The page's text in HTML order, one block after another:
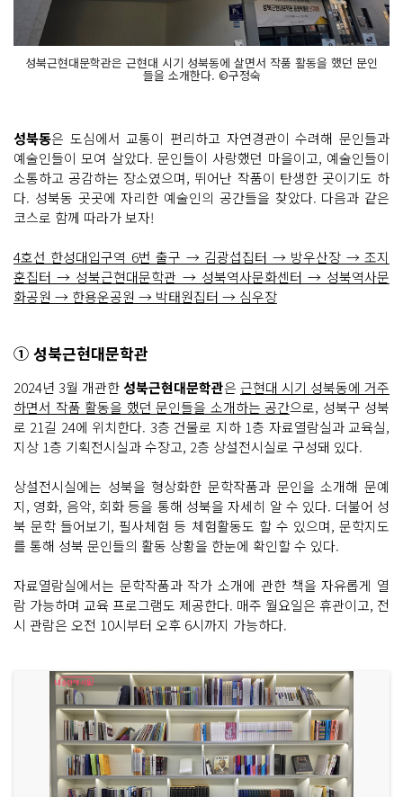
성북근현대문학관은 근현대 시기 성북동에 살면서 작품 활동을 했던 문인
들을 소개한다. ©구정숙
성북동은 도심에서 교통이 편리하고 자연경관이 수려해 문인들과
예술인들이 모여 살았다. 문인들이 사랑했던 마을이고, 예술인들이
소통하고 공감하는 장소였으며, 뛰어난 작품이 탄생한 곳이기도 하
다. 성북동 곳곳에 자리한 예술인의 공간들을 찾았다. 다음과 같은
코스로 함께 따라가 보자!
4호선 한성대입구역 6번 출구 → 김광섭집터 → 방우산장 → 조지
훈집터 → 성북근현대문학관 → 성북역사문화센터 → 성북역사문
화공원 → 한용운공원 → 박태원집터 → 심우장
① 성북근현대문학관
2024년 3월 개관한 성북근현대문학관은 근현대 시기 성북동에 거주
하면서 작품 활동을 했던 문인들을 소개하는 공간으로, 성북구 성북
로 21길 24에 위치한다. 3층 건물로 지하 1층 자료열람실과 교육실,
지상 1층 기획전시실과 수장고, 2층 상설전시실로 구성돼 있다.
상설전시실에는 성북을 형상화한 문학작품과 문인을 소개해 문예
지, 영화, 음악, 회화 등을 통해 성북을 자세히 알 수 있다. 더불어 성
북 문학 들어보기, 필사체험 등 체험활동도 할 수 있으며, 문학지도
를 통해 성북 문인들의 활동 상황을 한눈에 확인할 수 있다.
자료열람실에서는 문학작품과 작가 소개에 관한 책을 자유롭게 열
람 가능하며 교육 프로그램도 제공한다. 매주 월요일은 휴관이고, 전
시 관람은 오전 10시부터 오후 6시까지 가능하다.